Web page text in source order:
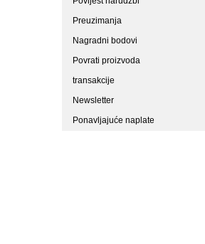
Preuzimanja
Nagradni bodovi
Povrati proizvoda
transakcije
Newsletter
Ponavljajuće naplate